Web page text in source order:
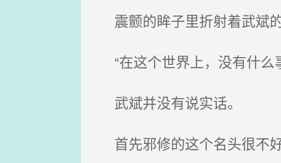
震颤的眸子里折射着武斌的
“在这个世界上，没有什么
武斌并没有说实话。
首先邪修的这个名头很不